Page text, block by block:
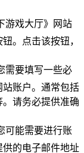
游戏大厅》网站
。点击该按钮，
需要填写一些必
账户。通常包括
请务必提供准确
可能需要进行账
供的电子邮件地址